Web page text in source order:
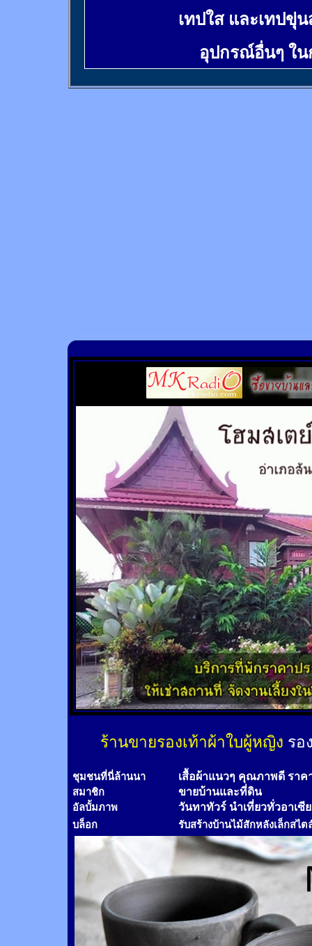
เทปใส และเทปขุ่
อุปกรณ์อื่นๆ ใ
ร้านขายรองเท้าผ้าใบผู้หญิง รอ
ชุมชนที่นี่ล้านนา เสื้อผ้าแนวๆ คุณภาพดี ราค
สมาชิก ขายบ้านและที่ดิน
อัลบั้มภาพ วันทาทัวร์ นำเที่ยวทั่วอาเซี
บล็อก รับสร้างบ้านไม้สักหลังเล็กสไต